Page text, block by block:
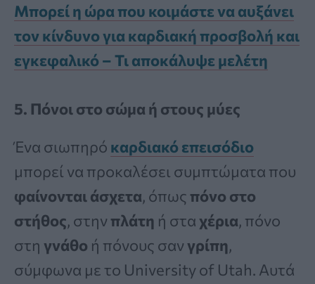
Μπορεί η ώρα που κοιμάστε να αυξάνει
τον κίνδυνο για καρδιακή προσβολή και
εγκεφαλικό – Τι αποκάλυψε μελέτη
5. Πόνοι στο σώμα ή στους μύες
Ένα σιωπηρό καρδιακό επεισόδιο
μπορεί να προκαλέσει συμπτώματα που
φαίνονται άσχετα, όπως πόνο στο
στήθος, στην πλάτη ή στα χέρια, πόνο
στη γνάθο ή πόνους σανγρίπη,
σύμφωνα με το University of Utah. Αυτά